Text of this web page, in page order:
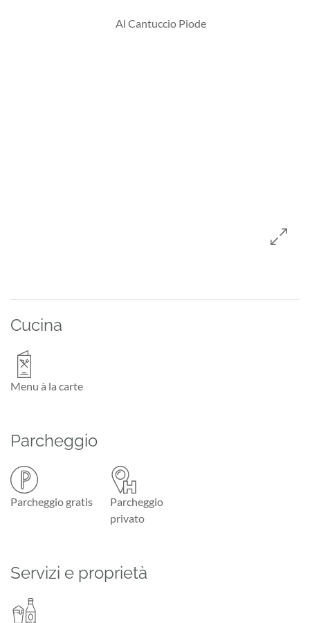
Cucina
Menu à la carte
Parcheggio
Parcheggio gratis
Parcheggio
privato
Servizi e proprietà